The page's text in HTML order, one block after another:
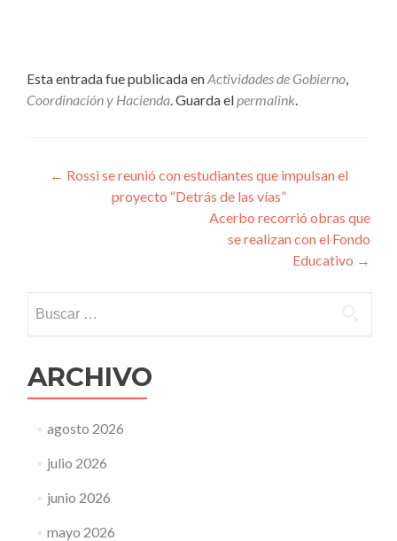
Esta entrada fue publicada enActividades de Gobierno
Coordinación y Hacienda . Guarda el permalink
Navegación
← Rossi se reunió con estudiantes que impulsan el
proyecto “Detrás de las vías”
Acerbo recorrió obras que
se realizan con el Fondo
Educativo →
ARCHIVO
agosto 2026
julio 2026
junio 2026
mayo 2026